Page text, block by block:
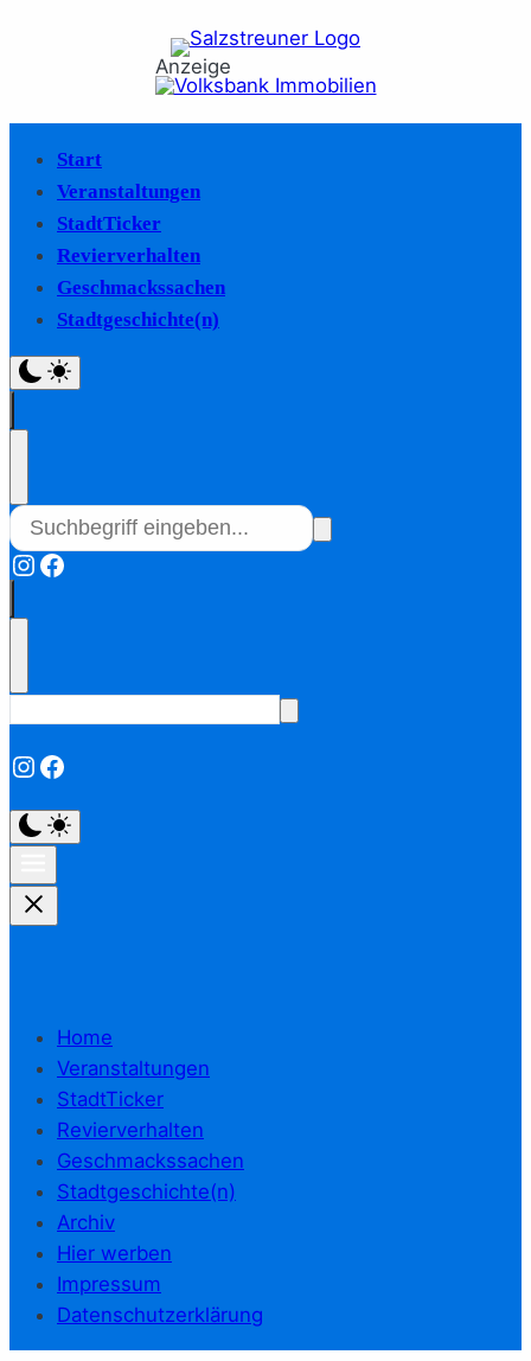
Anzeige
Start
Veranstaltungen
StadtTicker
Revierverhalten
Geschmackssachen
Stadtgeschichte(n)
Instagram
Facebook
Instagram
Facebook
Home
Veranstaltungen
StadtTicker
Revierverhalten
Geschmackssachen
Stadtgeschichte(n)
Archiv
Hier werben
Impressum
Datenschutzerklärung